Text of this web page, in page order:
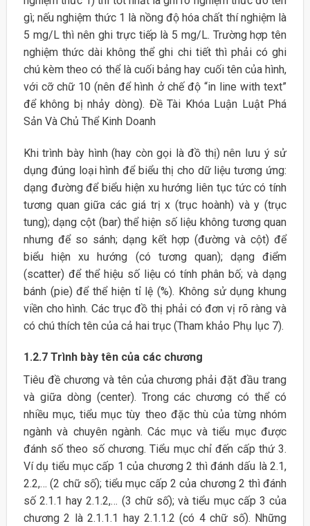
gì; nếu nghiệm thức 1 là nồng độ hóa chất thí nghiệm là
5 mg/L thì nên ghi trực tiếp là 5 mg/L. Trường hợp tên
nghiệm thức dài không thể ghi chi tiết thì phải có ghi
chú kèm theo có thể là cuối bảng hay cuối tên của hình,
với cỡ chữ 10 (nên để hình ở chế độ “in line with text”
để không bị nhảy dòng). Đề Tài Khóa Luận Luật Phá
Sản Và Chủ Thể Kinh Doanh
Khi trình bày hình (hay còn gọi là đồ thị) nên lưu ý sử
dụng đúng loại hình để biểu thị cho dữ liệu tương ứng:
dạng đường để biểu hiện xu hướng liên tục tức có tính
tương quan giữa các giá trị x (trục hoành) và y (trục
tung); dạng cột (bar) thể hiện số liệu không tương quan
nhưng để so sánh; dạng kết hợp (đường và cột) để
biểu hiện xu hướng (có tương quan); dạng điểm
(scatter) để thể hiệu số liệu có tính phân bố; và dạng
bánh (pie) để thể hiện tỉ lệ (%). Không sử dụng khung
viền cho hình. Các trục đồ thị phải có đơn vị rõ ràng và
có chú thích tên của cả hai trục (Tham khảo Phụ lục 7).
1.2.7 Trình bày tên của các chương
Tiêu đề chương và tên của chương phải đặt đầu trang
và giữa dòng (center). Trong các chương có thể có
nhiều mục, tiểu mục tùy theo đặc thù của từng nhóm
ngành và chuyên ngành. Các mục và tiểu mục được
đánh số theo số chương. Tiểu mục chỉ đến cấp thứ 3.
Ví dụ tiểu mục cấp 1 của chương 2 thì đánh dấu là 2.1,
2.2,… (2 chữ số); tiểu mục cấp 2 của chương 2 thì đánh
số 2.1.1 hay 2.1.2,… (3 chữ số); và tiểu mục cấp 3 của
chương 2 là 2.1.1.1 hay 2.1.1.2 (có 4 chữ số). Những